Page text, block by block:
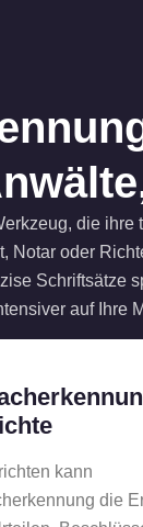
die ihre
Notar oder
Schriftsätze
auf Ihre
spürbar
passt
Ihrer
kann
die